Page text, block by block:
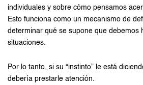
individuales y sobre cómo pensamos
Esto funciona como un mecanismo de
determinar qué se supone que debemos
situaciones.
Por lo tanto, si su “instinto” le está
debería prestarle atención.